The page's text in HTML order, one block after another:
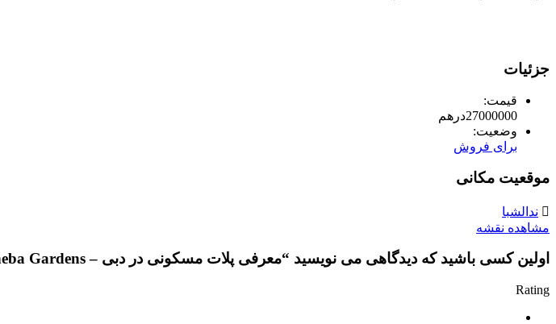
جزئیات
قیمت:
27000000درهم
وضعیت:
برای فروش
موقعیت مکانی
ندالشبا
مشاهده نقشه
اولین کسی باشید که دیدگاهی می نویسید “معرفی پلات مسکونی در دبی – Nad Al Sheba Gardens”
Rating